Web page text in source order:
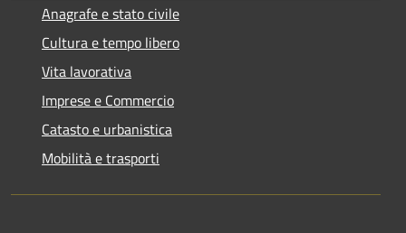
Anagrafe e stato civile
Cultura e tempo libero
Vita lavorativa
Imprese e Commercio
Catasto e urbanistica
Mobilità e trasporti